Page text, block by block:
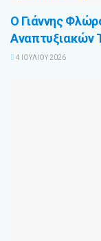
Ο Γιάννης
Αναπτυξιακών
4 ΙΟΥΛΊΟΥ 2026